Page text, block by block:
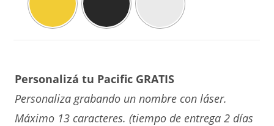
Personalizá tu Pacific GRATIS
Personaliza grabando un nombre con láser.
Máximo 13 caracteres. (tiempo de entrega 2 días